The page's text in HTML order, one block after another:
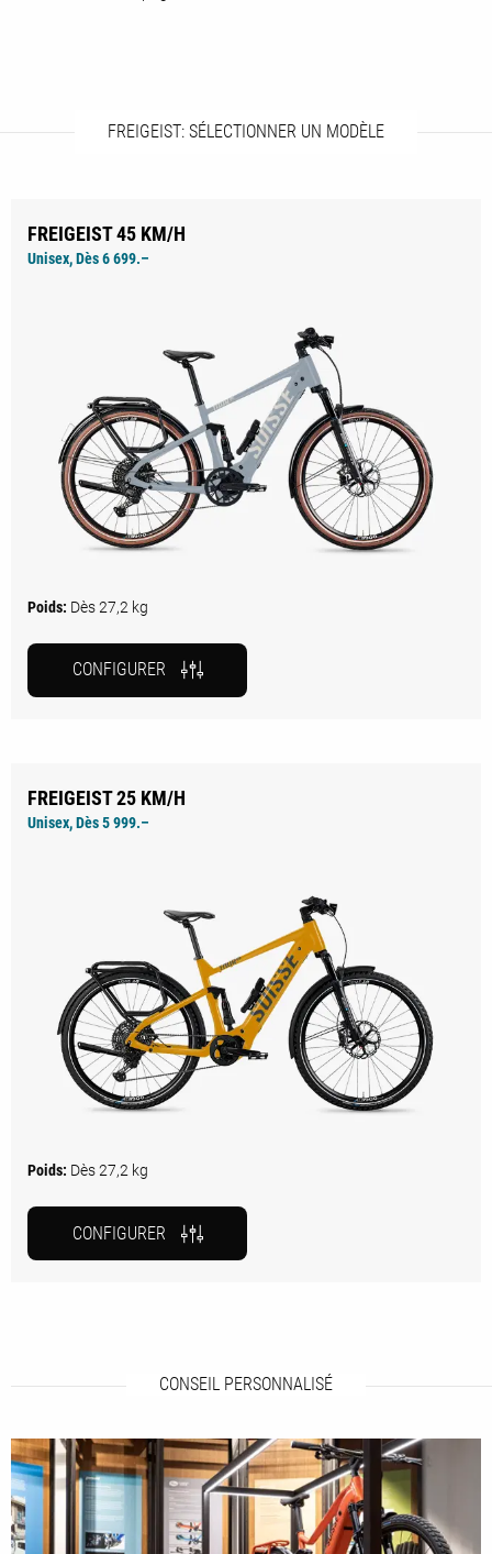
FREIGEIST: SÉLECTIONNER UN MODÈLE
FREIGEIST 45 KM/H
Unisex, Dès 6 699.–
Poids: Dès 27,2 kg
CONFIGURER
FREIGEIST 25 KM/H
Unisex, Dès 5 999.–
Poids: Dès 27,2 kg
CONFIGURER
CONSEIL PERSONNALISÉ